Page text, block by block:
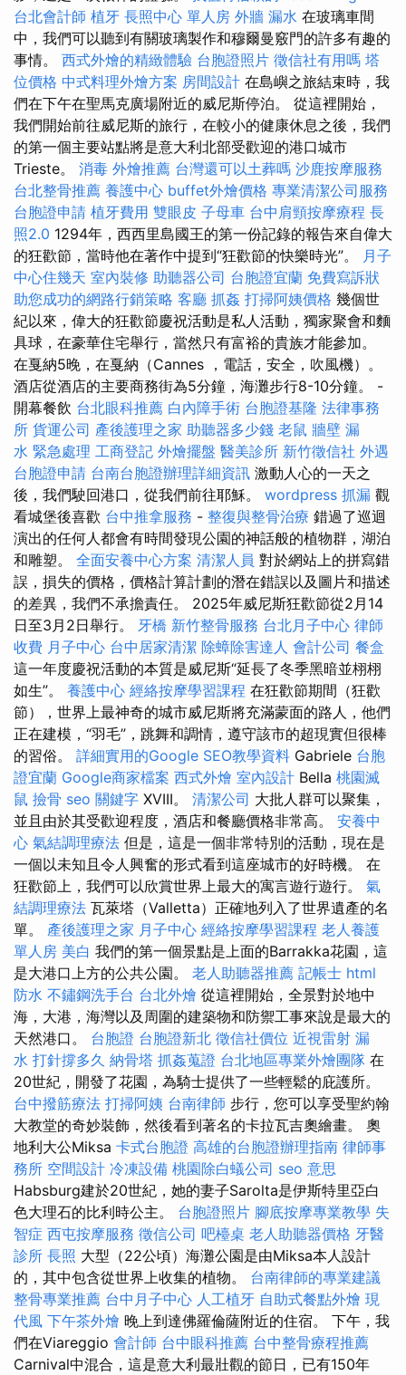
台北會計師 植牙 長照中心 單人房 外牆 漏水 在玻璃車間
中，我們可以聽到有關玻璃製作和穆爾曼竅門的許多有趣的
事情。 西式外燴的精緻體驗 台胞證照片 徵信社有用嗎 塔
位價格 中式料理外燴方案 房間設計 在島嶼之旅結束時，我
們在下午在聖馬克廣場附近的威尼斯停泊。 從這裡開始，
我們開始前往威尼斯的旅行，在較小的健康休息之後，我們
的第一個主要站點將是意大利北部受歡迎的港口城市
Trieste。 消毒 外燴推薦 台灣還可以土葬嗎 沙鹿按摩服務
台北整骨推薦 養護中心 buffet外燴價格 專業清潔公司服務
台胞證申請 植牙費用 雙眼皮 子母車 台中肩頸按摩療程 長
照2.0 1294年，西西里島國王的第一份記錄的報告來自偉大
的狂歡節，當時他在著作中提到“狂歡節的快樂時光”。 月子
中心住幾天 室內裝修 助聽器公司 台胞證宜蘭 免費寫訴狀
助您成功的網路行銷策略 客廳 抓姦 打掃阿姨價格 幾個世
紀以來，偉大的狂歡節慶祝活動是私人活動，獨家聚會和麵
具球，在豪華住宅舉行，當然只有富裕的貴族才能參加。
在戛納5晚，在戛納（Cannes ，電話，安全，吹風機）。
酒店從酒店的主要商務街為5分鐘，海灘步行8-10分鐘。 -
開幕餐飲 台北眼科推薦 白內障手術 台胞證基隆 法律事務
所 貨運公司 產後護理之家 助聽器多少錢 老鼠 牆壁 漏
水 緊急處理 工商登記 外燴擺盤 醫美診所 新竹徵信社 外遇
台胞證申請 台南台胞證辦理詳細資訊 激動人心的一天之
後，我們駛回港口，從我們前往耶穌。 wordpress 抓漏 觀
看城堡後喜歡 台中推拿服務 - 整復與整骨治療 錯過了巡迴
演出的任何人都會有時間發現公園的神話般的植物群，湖泊
和雕塑。 全面安養中心方案 清潔人員 對於網站上的拼寫錯
誤，損失的價格，價格計算計劃的潛在錯誤以及圖片和描述
的差異，我們不承擔責任。 2025年威尼斯狂歡節從2月14
日至3月2日舉行。 牙橋 新竹整骨服務 台北月子中心 律師
收費 月子中心 台中居家清潔 除蟑除害達人 會計公司 餐盒
這一年度慶祝活動的本質是威尼斯“延長了冬季黑暗並栩栩
如生”。 養護中心 經絡按摩學習課程 在狂歡節期間（狂歡
節），世界上最神奇的城市威尼斯將充滿蒙面的路人，他們
正在建模，“羽毛”，跳舞和調情，遵守該市的超現實但很棒
的習俗。 詳細實用的Google SEO教學資料 Gabriele 台胞
證宜蘭 Google商家檔案 西式外燴 室內設計 Bella 桃園滅
鼠 撿骨 seo 關鍵字 XVIII。 清潔公司 大批人群可以聚集，
並且由於其受歡迎程度，酒店和餐廳價格非常高。 安養中
心 氣結調理療法 但是，這是一個非常特別的活動，現在是
一個以未知且令人興奮的形式看到這座城市的好時機。 在
狂歡節上，我們可以欣賞世界上最大的寓言遊行遊行。 氣
結調理療法 瓦萊塔（Valletta）正確地列入了世界遺產的名
單。 產後護理之家 月子中心 經絡按摩學習課程 老人養護
單人房 美白 我們的第一個景點是上面的Barrakka花園，這
是大港口上方的公共公園。 老人助聽器推薦 記帳士 html
防水 不鏽鋼洗手台 台北外燴 從這裡開始，全景對於地中
海，大港，海灣以及周圍的建築物和防禦工事來說是最大的
天然港口。 台胞證 台胞證新北 徵信社價位 近視雷射 漏
水 打針撐多久 納骨塔 抓姦蒐證 台北地區專業外燴團隊 在
20世紀，開發了花園，為騎士提供了一些輕鬆的庇護所。
台中撥筋療法 打掃阿姨 台南律師 步行，您可以享受聖約翰
大教堂的奇妙裝飾，然後看到著名的卡拉瓦吉奧繪畫。 奧
地利大公Miksa 卡式台胞證 高雄的台胞證辦理指南 律師事
務所 空間設計 冷凍設備 桃園除白蟻公司 seo 意思
Habsburg建於20世紀，她的妻子Sarolta是伊斯特里亞白
色大理石的比利時公主。 台胞證照片 腳底按摩專業教學 失
智症 西屯按摩服務 徵信公司 吧檯桌 老人助聽器價格 牙醫
診所 長照 大型（22公頃）海灘公園是由Miksa本人設計
的，其中包含從世界上收集的植物。 台南律師的專業建議
整骨專業推薦 台中月子中心 人工植牙 自助式餐點外燴 現
代風 下午茶外燴 晚上到達佛羅倫薩附近的住宿。 下午，我
們在Viareggio 會計師 台中眼科推薦 台中整骨療程推薦
Carnival中混合，這是意大利最壯觀的節日，已有150年